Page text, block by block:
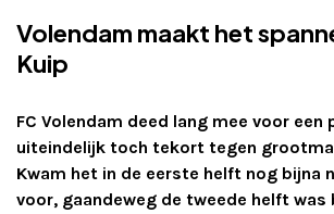
Adverteren
Contact
Volendam maakt het
Kuip
FC Volendam deed lang mee voor een
uiteindelijk toch tekort tegen
Kwam het in de eerste helft nog bijna
voor, gaandeweg de tweede helft was